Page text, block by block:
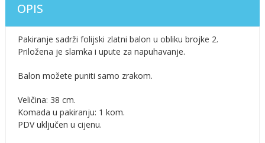
OPIS
Pakiranje sadrži folijski zlatni balon u obliku brojke 2.
Priložena je slamka i upute za napuhavanje.
Balon možete puniti samo zrakom.
Veličina: 38 cm.
Komada u pakiranju: 1 kom.
PDV uključen u cijenu.